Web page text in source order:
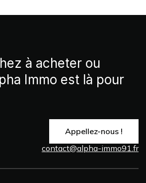
à acheter ou
Immo est là pour
Appellez-nous !
contact@alpha-immo91.fr